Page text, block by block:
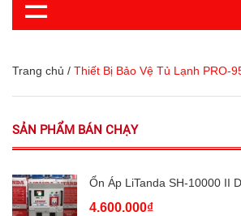
☰
Trang chủ / Thiết Bị Bảo Vệ Tủ Lạnh PRO-
SẢN PHẨM BÁN CHẠY
Ổn Áp LiTanda SH-10000 II
4.600.000₫